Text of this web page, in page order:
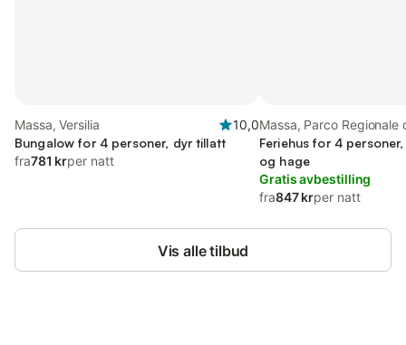
Massa, Versilia
10,0
Bungalow for 4 personer, dyr tillatt
fra781 krper natt
Massa, Parco Regionale
Apuane
Feriehus for 4
og hage
Gratis avbestilling
fra847 krper natt
Vis alle tilbud